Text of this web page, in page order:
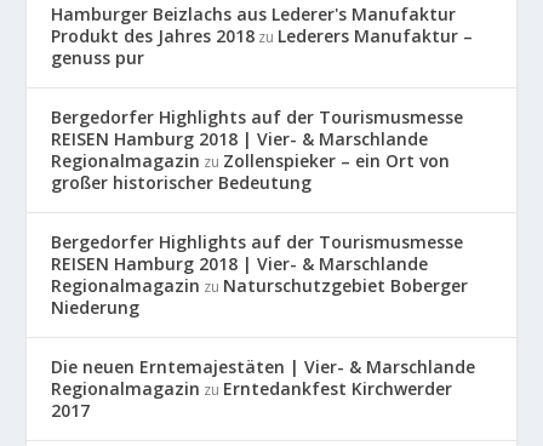
Hamburger Beizlachs aus Lederer's Manufaktur
Produkt des Jahres 2018 zu Lederers Manufaktur –
genuss pur
Bergedorfer Highlights auf der Tourismusmesse
REISEN Hamburg 2018 | Vier- & Marschlande
Regionalmagazin zu Zollenspieker – ein Ort von
großer historischer Bedeutung
Bergedorfer Highlights auf der Tourismusmesse
REISEN Hamburg 2018 | Vier- & Marschlande
Regionalmagazin zu Naturschutzgebiet Boberger
Niederung
Die neuen Erntemajestäten | Vier- & Marschlande
Regionalmagazin zu Erntedankfest Kirchwerder
2017